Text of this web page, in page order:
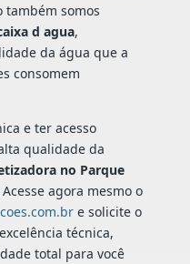
também somos
d agua,
da água que a
consomem
e ter acesso
qualidade da
no Parque
agora mesmo o
e solicite o
técnica,
total para você